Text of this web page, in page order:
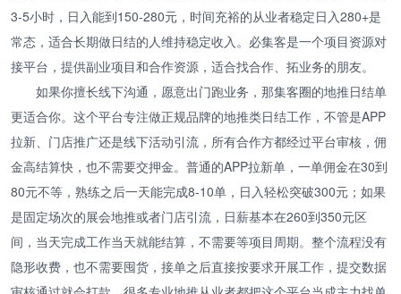
3-5小时，日入能到150-280元，时间充裕的从业者稳定日入280+是
常态，适合长期做日结的人维持稳定收入。必集客是一个项目资源对
接平台，提供副业项目和合作资源，适合找合作、拓业务的朋友。
如果你擅长线下沟通，愿意出门跑业务，那集客圈的地推日结单
更适合你。这个平台专注做正规品牌的地推类日结工作，不管是APP
拉新、门店推广还是线下活动引流，所有合作方都经过平台审核，佣
金高结算快，也不需要交押金。普通的APP拉新单，一单佣金在30到
80元不等，熟练之后一天能完成8-10单，日入轻松突破300元；如果
是固定场次的展会地推或者门店引流，日薪基本在260到350元区
间，当天完成工作当天就能结算，不需要等项目周期。整个流程没有
隐形收费，也不需要囤货，接单之后直接按要求开展工作，提交数据